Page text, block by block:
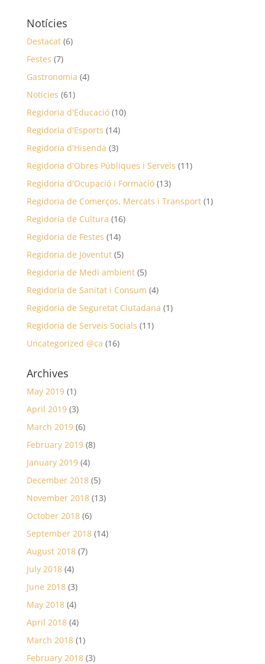
Notícies
Destacat(6)
Festes (7)
Gastronomia (4)
Notícies (61)
Regidoria d'Educació(10)
Regidoria d'Esports (14)
Regidoria d'Hisenda (3)
Regidoria d'Obres Públiques i Serveis (11)
Regidoria d'Ocupació i Formació(13)
Regidoria de Comerços, Mercats i Transport(1)
Regidoria de Cultura (16)
Regidoria de Festes (14)
Regidoria de Joventut(5)
Regidoria de Medi ambient(5)
Regidoria de Sanitat i Consum (4)
Regidoria de Seguretat Ciutadana (1)
Regidoria de Serveis Socials (11)
Uncategorized @ca (16)
Archives
May 2019(1)
April 2019(3)
March 2019(6)
February 2019(8)
January 2019(4)
December 2018(5)
November 2018(13)
October 2018(6)
September 2018(14)
August 2018(7)
July 2018(4)
June 2018(3)
May 2018(4)
April 2018(4)
March 2018(1)
February 2018(3)